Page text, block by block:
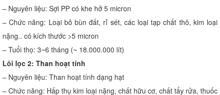
– Nguyên liệu: Sợi PP có khe hở 5 micron
– Chức năng: Loại bỏ bùn đất, rỉ sét, các loại tạp chất thô, kim loại
nặng.. có kích thước >5 micron
– Tuổi thọ: 3~6 tháng (~ 18.000.000 lít)
Lõi lọc 2: Than hoạt tính
– Nguyên liệu: Than hoạt tính dạng hạt
– Chức năng: Hấp thụ kim loại nặng, chất hữu cơ, chất tẩy rửa, thuốc